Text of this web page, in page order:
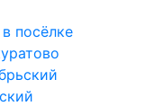
посёлке